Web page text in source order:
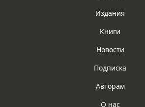
Издания
Книги
Новости
Подписка
Авторам
О нас